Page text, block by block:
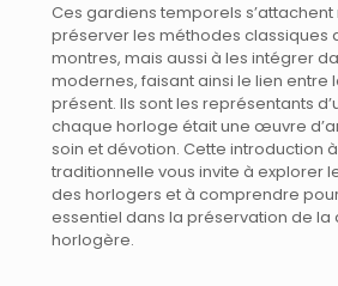
Ces gardiens temporels
préserver les méthodes classiques
montres, mais aussi à les intégrer
modernes, faisant ainsi le lien entre
présent. Ils sont les représentants
chaque horloge était une œuvre
soin et dévotion. Cette introduction à
traditionnelle vous invite à explorer
des horlogers et à comprendre
essentiel dans la préservation de la
horlogère.